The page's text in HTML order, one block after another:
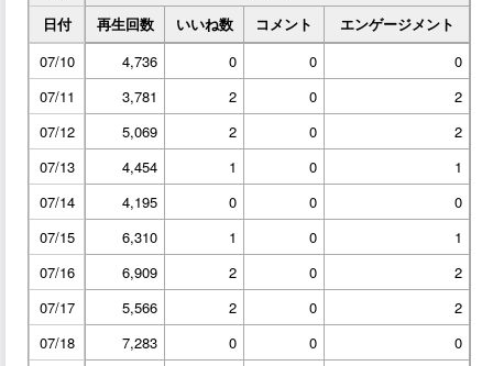
日付
再生回数 いいね数 コメント
エンゲージメント
07/10
4,736 0 0
0
07/11
3,781 2 0
2
07/12
5,069 2 0
2
07/13
4,454 1 0
1
07/14
4,195 0 0
0
07/15
6,310 1 0
1
07/16
6,909 2 0
2
07/17
5,566 2 0
2
07/18
7,283 0 0
0